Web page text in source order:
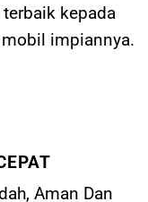
kepada
impiannya.
Aman Dan